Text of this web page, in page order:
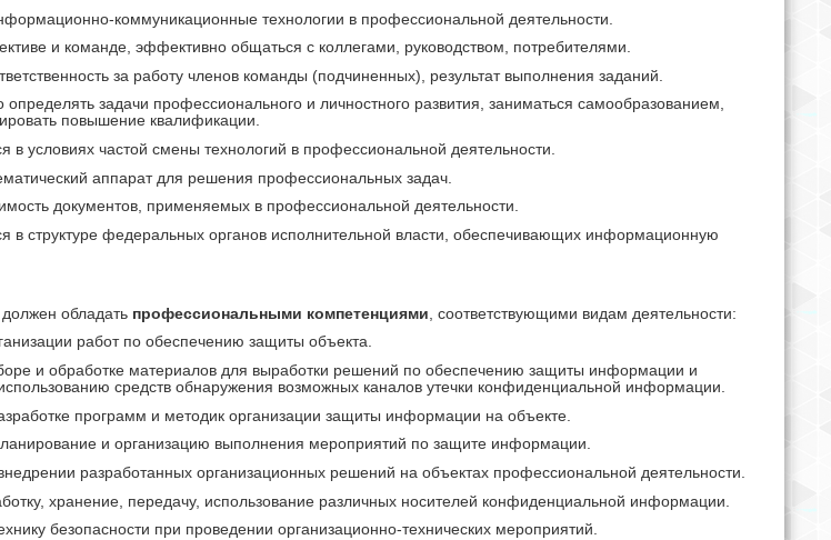
коммуникационные технологии в профессиональной деятельности.
и команде, эффективно общаться с коллегами, руководством, потребителями.
за работу членов команды (подчиненных), результат выполнения заданий.
определять задачи профессионального и личностного развития, заниматься самообразованием,
повышение квалификации.
в условиях частой смены технологий в профессиональной деятельности.
аппарат для решения профессиональных задач.
документов, применяемых в профессиональной деятельности.
в структуре федеральных органов исполнительной власти, обеспечивающих информационную
обладать профессиональными компетенциями , соответствующими видам деятельности:
работ по обеспечению защиты объекта.
и обработке материалов для выработки решений по обеспечению защиты информации и
средств обнаружения возможных каналов утечки конфиденциальной информации.
программ и методик организации защиты информации на объекте.
и организацию выполнения мероприятий по защите информации.
разработанных организационных решений на объектах профессиональной деятельности.
хранение, передачу, использование различных носителей конфиденциальной информации.
безопасности при проведении организационно-технических мероприятий.